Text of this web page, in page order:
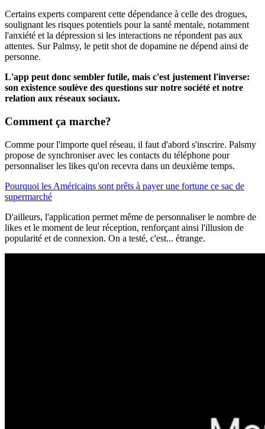
Certains experts comparent cette dépendance à celle des drogues,
soulignant les risques potentiels pour la santé mentale, notamment
l'anxiété et la dépression si les interactions ne répondent pas aux
attentes. Sur Palmsy, le petit shot de dopamine ne dépend ainsi de
personne.
L'app peut donc sembler futile, mais c'est justement l'inverse:
son existence soulève des questions sur notre société et notre
relation aux réseaux sociaux.
Comment ça marche?
Comme pour l'importe quel réseau, il faut d'abord s'inscrire. Palsmy
propose de synchroniser avec les contacts du téléphone pour
personnaliser les likes qu'on recevra dans un deuxième temps.
Pourquoi les Américains sont prêts à payer une fortune ce sac de
supermarché
D'ailleurs, l'application permet même de personnaliser le nombre de
likes et le moment de leur réception, renforçant ainsi l'illusion de
popularité et de connexion. On a testé, c'est... étrange.